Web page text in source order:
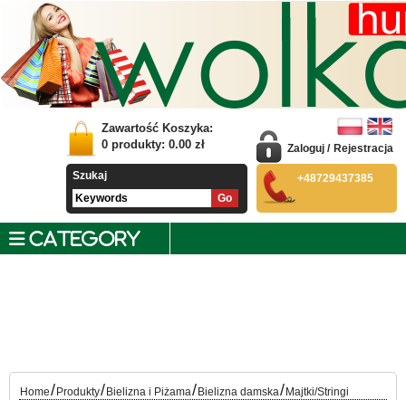
Zawartość Koszyka:
0 produkty: 0.00 zł
Szukaj
Zaloguj / Rejestracja
+48729437385
CATEGORY
Home/ Produkty/ Bielizna i Piżama/ Bielizna damska/ Majtki/Stringi